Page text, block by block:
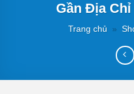
Gần Địa
Trang chủ »